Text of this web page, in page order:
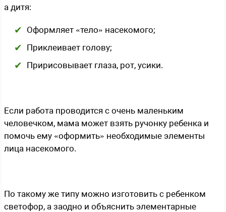
а дитя:
Оформляет «тело» насекомого;
Приклеивает голову;
Пририсовывает глаза, рот, усики.
Если работа проводится с очень маленьким
человечком, мама может взять ручонку ребенка и
помочь ему «оформить» необходимые элементы
лица насекомого.
По такому же типу можно изготовить с ребенком
светофор, а заодно и объяснить элементарные